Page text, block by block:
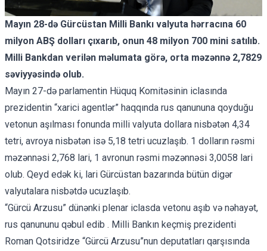
Mayın 28-də Gürcüstan Milli Bankı valyuta hərracına 60
milyon ABŞ dolları çıxarıb, onun 48 milyon 700 mini satılıb.
Milli Bankdan verilən məlumata görə, orta məzənnə 2,7829
səviyyəsində olub.
Mayın 27-də parlamentin Hüquq Komitəsinin iclasında
prezidentin “xarici agentlər” haqqında rus qanununa qoyduğu
vetonun aşılması fonunda milli valyuta dollara nisbətən 4,34
tetri, avroya nisbətən isə 5,18 tetri ucuzlaşıb. 1 dolların rəsmi
məzənnəsi 2,768 lari, 1 avronun rəsmi məzənnəsi 3,0058 lari
olub. Qeyd edək ki, lari Gürcüstan bazarında bütün digər
valyutalara nisbətdə ucuzlaşıb.
“Gürcü Arzusu” dünənki plenar iclasda vetonu aşıb və nəhayət,
rus qanununu qəbul edib . Milli Bankın keçmiş prezidenti
Roman Qotsiridze “Gürcü Arzusu”nun deputatları qarşısında